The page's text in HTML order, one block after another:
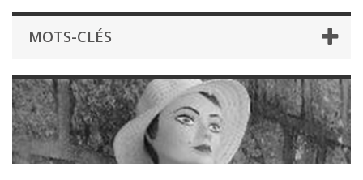
MOTS-CLÉS